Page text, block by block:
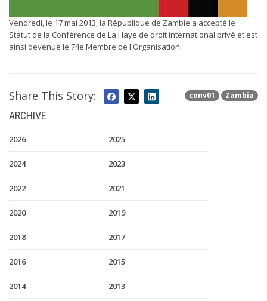
Vendredi, le 17 mai 2013, la République de Zambie a accepté le
Statut de la Conférence de La Haye de droit international privé et est
ainsi devenue le 74e Membre de l'Organisation.
conv01 Zambia
Share This Story:
ARCHIVE
2026 2025
2024 2023
2022 2021
2020 2019
2018 2017
2016 2015
2014 2013